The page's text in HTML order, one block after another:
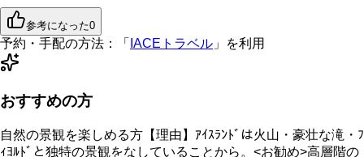
参考になった0
予約・手配の方法： 「 IACEトラベル 」を利用
おすすめの方
自然の景観を楽しめる方【理由】ｱｲｽﾗﾝﾄﾞは火山・豪壮な滝・ﾌ
ｨﾖﾙﾄﾞと独特の景観をなしていることから。<お勧め>高層階の